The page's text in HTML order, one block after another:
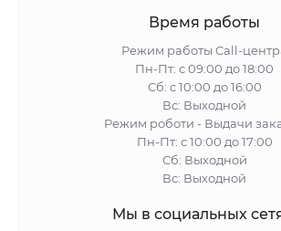
Время работы
Режим работы Call-
Пн-Пт: с 09:00 до 18:00
Сб: с 10:00 до 16:00
Вс: Выходной
Режим роботи - Выдачи
Пн-Пт: с 10:00 до 17:00
Сб: Выходной
Вс: Выходной
Мы в социальных